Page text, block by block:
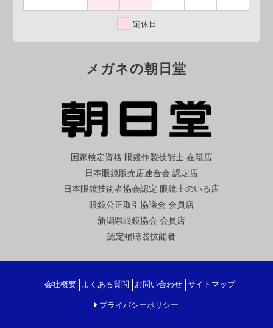
定休日
メガネの朝日堂
国家検定資格 眼鏡作製技能士 在籍店
日本眼鏡販売店連合会 認定店
日本眼鏡技術者協会認定 眼鏡士のいる店
眼鏡公正取引協議会 会員店
新潟県眼鏡協会 会員店
認定補聴器技能者
会社概要 よくある質問 お問い合わせ サイトマップ
プライバシーポリシー